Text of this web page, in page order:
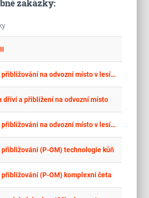
zakázky:
Těžba dříví a přibližování na odvozní místo v lesích města Město Albrechtice 2026
dříví a přiblížení na odvozní místo
Těžba dříví a přibližování na odvozní místo v lesích města Město Albrechtice 2026
přibližování (P-OM) technologie kůň
(P-OM) komplexní četa